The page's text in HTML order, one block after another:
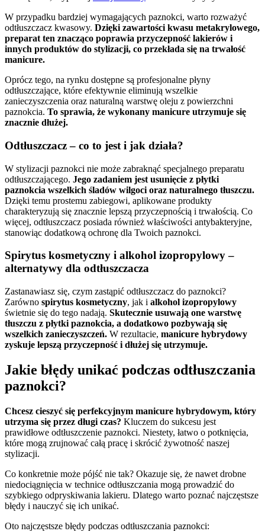
W przypadku bardziej wymagających paznokci, warto rozważyć
odtłuszczacz kwasowy. Dzięki zawartości kwasu metakrylowego,
preparat ten znacząco poprawia przyczepność lakierów i
innych produktów do stylizacji, co przekłada się na trwałość
manicure.
Oprócz tego, na rynku dostępne są profesjonalne płyny
odtłuszczające, które efektywnie eliminują wszelkie
zanieczyszczenia oraz naturalną warstwę oleju z powierzchni
paznokcia. To sprawia, że wykonany manicure utrzymuje się
znacznie dłużej.
Odtłuszczacz – co to jest i jak działa?
W stylizacji paznokci nie może zabraknąć specjalnego preparatu
odtłuszczającego. Jego zadaniem jest usunięcie z płytki
paznokcia wszelkich śladów wilgoci oraz naturalnego tłuszczu.
Dzięki temu prostemu zabiegowi, aplikowane produkty
charakteryzują się znacznie lepszą przyczepnością i trwałością. Co
więcej, odtłuszczacz posiada również właściwości antybakteryjne,
stanowiąc dodatkową ochronę dla Twoich paznokci.
Spirytus kosmetyczny i alkohol izopropylowy –
alternatywy dla odtłuszczacza
Zastanawiasz się, czym zastąpić odtłuszczacz do paznokci?
Zarówno spirytus kosmetyczny, jak i alkohol izopropylowy
świetnie się do tego nadają. Skutecznie usuwają one warstwę
tłuszczu z płytki paznokcia, a dodatkowo pozbywają się
wszelkich zanieczyszczeń. W rezultacie, manicure hybrydowy
zyskuje lepszą przyczepność i dłużej się utrzymuje.
Jakie błędy unikać podczas odtłuszczania
paznokci?
Chcesz cieszyć się perfekcyjnym manicure hybrydowym, który
utrzyma się przez długi czas? Kluczem do sukcesu jest
prawidłowe odtłuszczenie paznokci. Niestety, łatwo o potknięcia,
które mogą zrujnować całą pracę i skrócić żywotność naszej
stylizacji.
Co konkretnie może pójść nie tak? Okazuje się, że nawet drobne
niedociągnięcia w technice odtłuszczania mogą prowadzić do
szybkiego odpryskiwania lakieru. Dlatego warto poznać najczęstsze
błędy i nauczyć się ich unikać.
Oto najczęstsze błędy podczas odtłuszczania paznokci: